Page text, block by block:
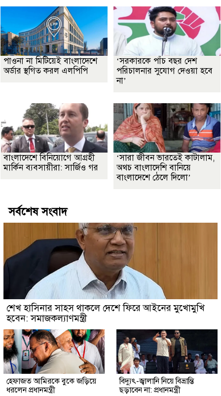
পাওনা না মিটিয়েই বাংলাদেশে
অর্ডার স্থগিত করল এলপিপি
‘সরকারকে পাঁচ বছর দেশ
পরিচালনার সুযোগ দেওয়া হবে
না’
বাংলাদেশে বিনিয়োগে আগ্রহী
মার্কিন ব্যবসায়ীরা: সার্জিও গর
‘সারা জীবন ভারতেই কাটালাম,
অথচ বাংলাদেশি বানিয়ে
বাংলাদেশে ঠেলে দিলো’
সর্বশেষ সংবাদ
শেখ হাসিনার সাহস থাকলে দেশে ফিরে আইনের মুখোমুখি
হবেন: সমাজকল্যাণমন্ত্রী
হেফাজত আমিরকে বুকে জড়িয়ে
ধরলেন প্রধানমন্ত্রী
বিদ্যুৎ-জ্বালানি নিয়ে বিভ্রান্তি
ছড়াবেন না: প্রধানমন্ত্রী